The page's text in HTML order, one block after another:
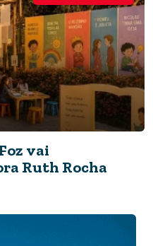
vai
Ruth Rocha